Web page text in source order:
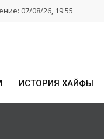
07/08/26, 19:55
ИСТОРИЯ ХАЙФЫ